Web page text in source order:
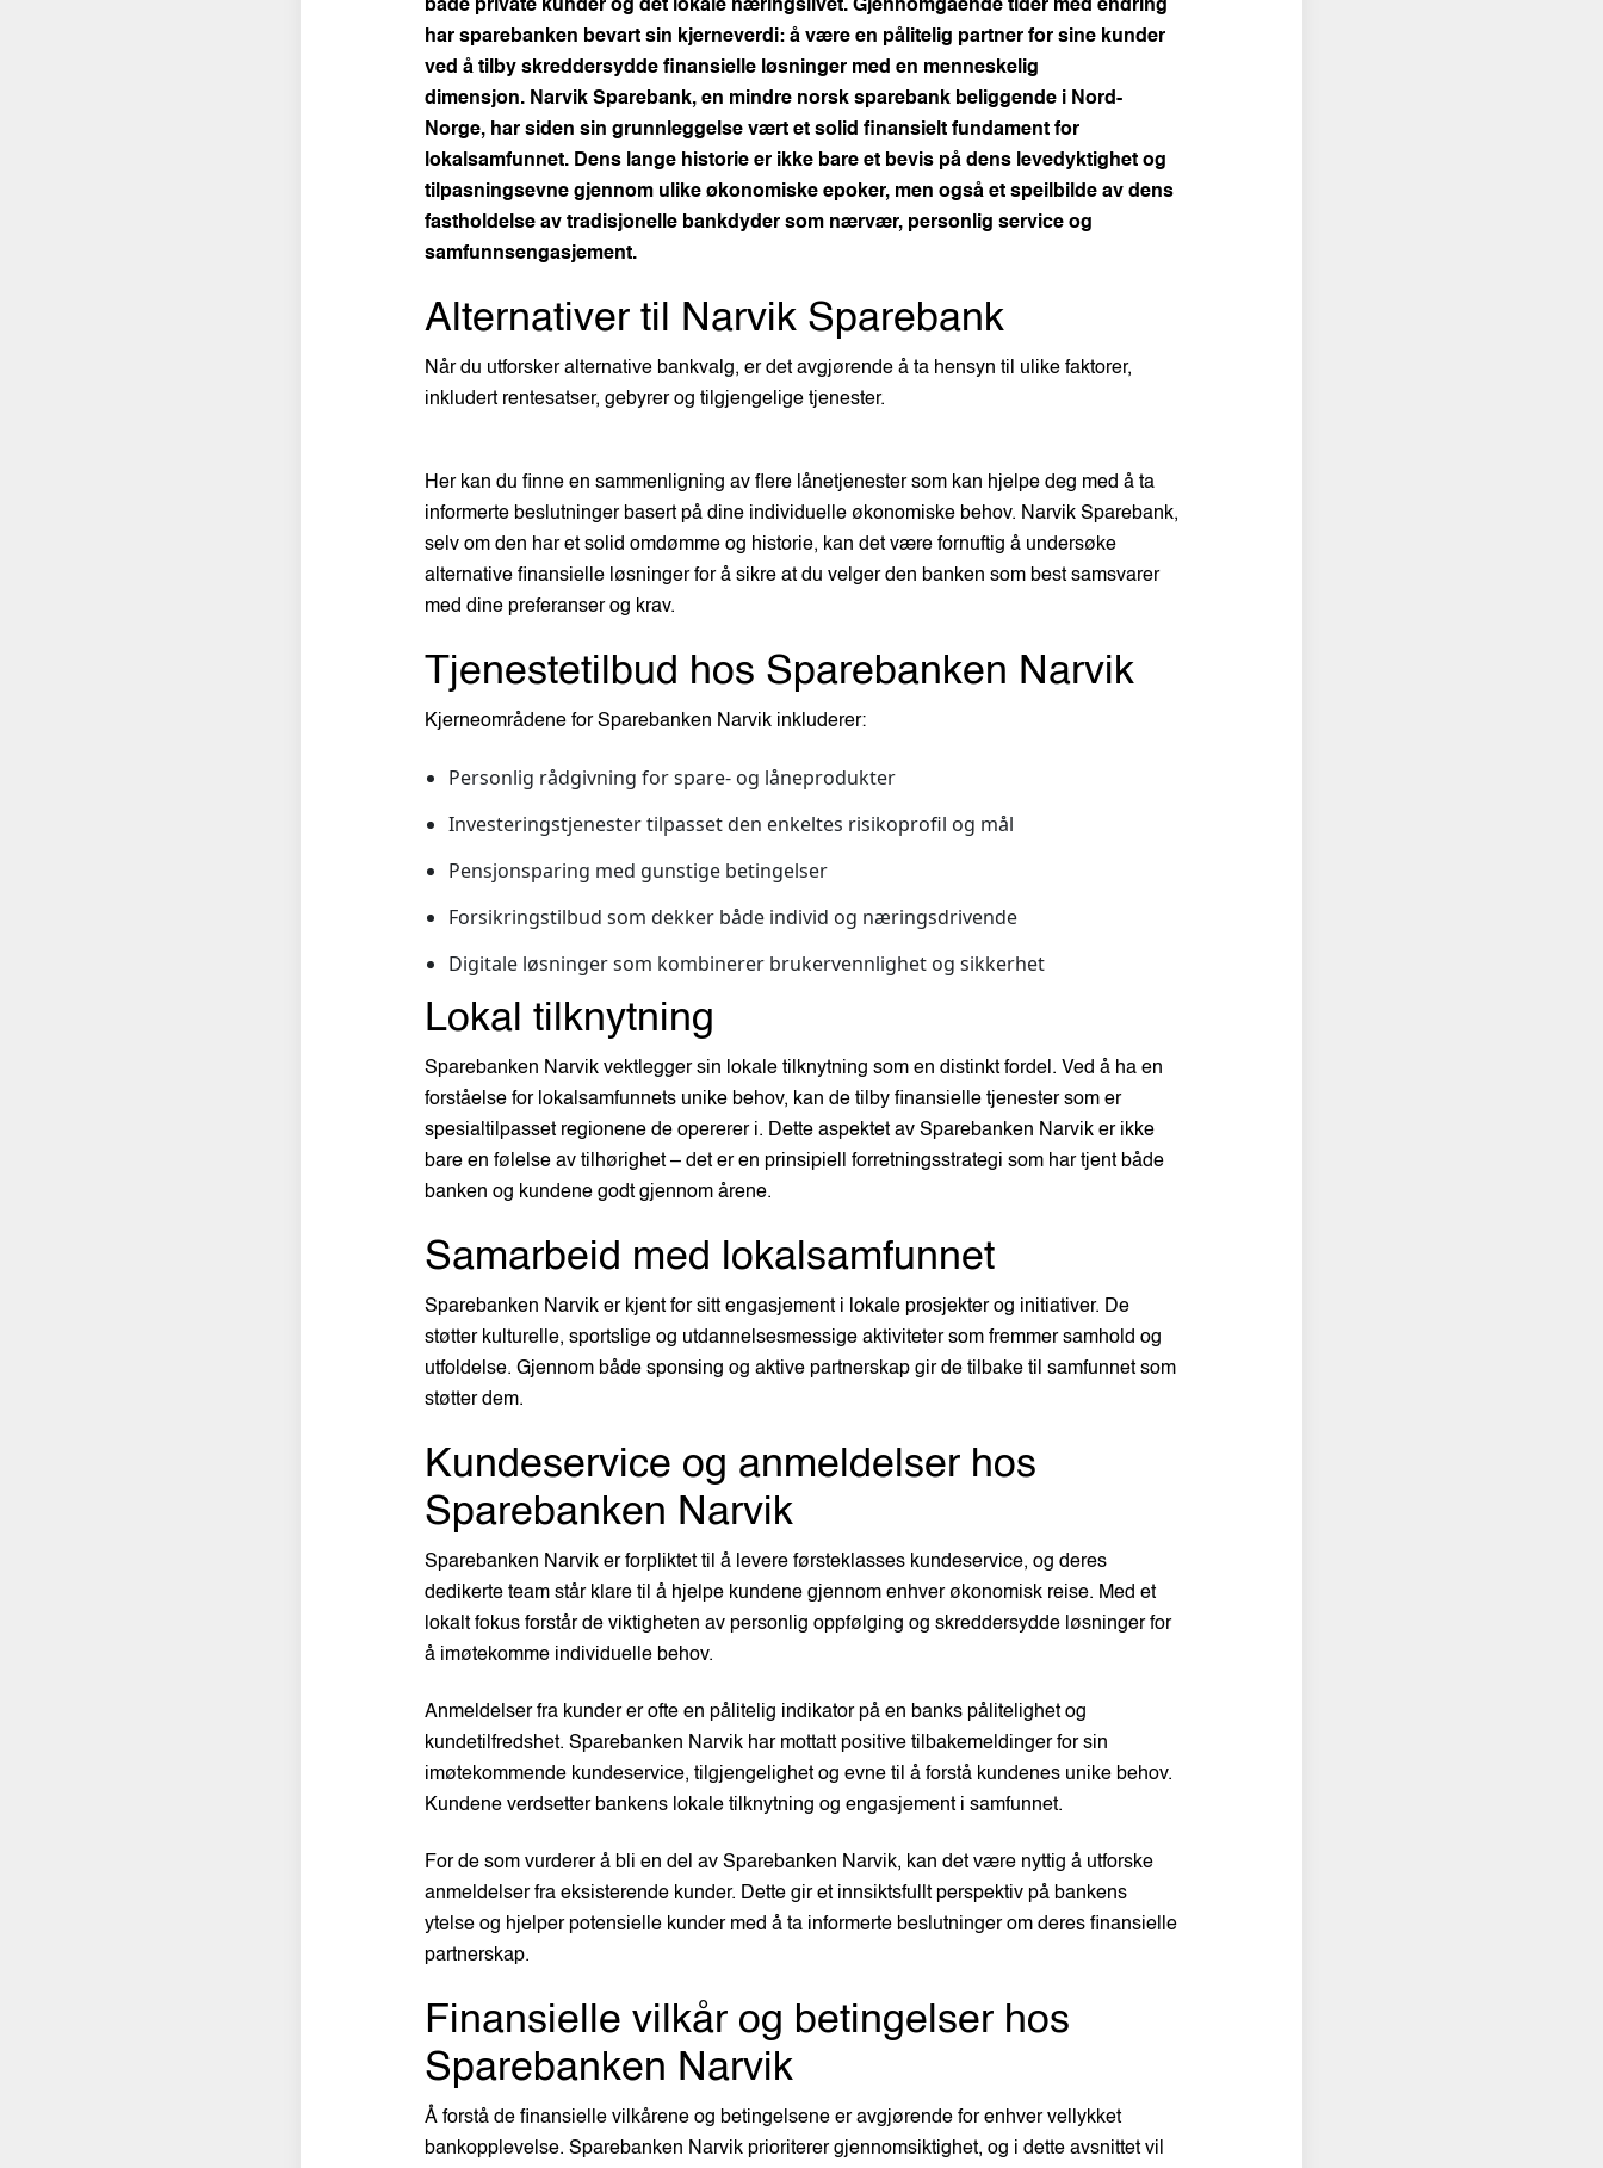
både private kunder og det lokale næringslivet. Gjennomgående tider med endring
har sparebanken bevart sin kjerneverdi: å være en pålitelig partner for sine kunder
ved å tilby skreddersydde finansielle løsninger med en menneskelig
dimensjon. Narvik Sparebank, en mindre norsk sparebank beliggende i Nord-
Norge, har siden sin grunnleggelse vært et solid finansielt fundament for
lokalsamfunnet. Dens lange historie er ikke bare et bevis på dens levedyktighet og
tilpasningsevne gjennom ulike økonomiske epoker, men også et speilbilde av dens
fastholdelse av tradisjonelle bankdyder som nærvær, personlig service og
samfunnsengasjement.
Alternativer til Narvik Sparebank
Når du utforsker alternative bankvalg, er det avgjørende å ta hensyn til ulike faktorer,
inkludert rentesatser, gebyrer og tilgjengelige tjenester.
Her kan du finne en sammenligning av flere lånetjenester som kan hjelpe deg med å ta
informerte beslutninger basert på dine individuelle økonomiske behov. Narvik Sparebank,
selv om den har et solid omdømme og historie, kan det være fornuftig å undersøke
alternative finansielle løsninger for å sikre at du velger den banken som best samsvarer
med dine preferanser og krav.
Tjenestetilbud hos Sparebanken Narvik
Kjerneområdene for Sparebanken Narvik inkluderer:
Personlig rådgivning for spare- og låneprodukter
Investeringstjenester tilpasset den enkeltes risikoprofil og mål
Pensjonsparing med gunstige betingelser
Forsikringstilbud som dekker både individ og næringsdrivende
Digitale løsninger som kombinerer brukervennlighet og sikkerhet
Lokal tilknytning
Sparebanken Narvik vektlegger sin lokale tilknytning som en distinkt fordel. Ved å ha en
forståelse for lokalsamfunnets unike behov, kan de tilby finansielle tjenester som er
spesialtilpasset regionene de opererer i. Dette aspektet av Sparebanken Narvik er ikke
bare en følelse av tilhørighet – det er en prinsipiell forretningsstrategi som har tjent både
banken og kundene godt gjennom årene.
Samarbeid med lokalsamfunnet
Sparebanken Narvik er kjent for sitt engasjement i lokale prosjekter og initiativer. De
støtter kulturelle, sportslige og utdannelsesmessige aktiviteter som fremmer samhold og
utfoldelse. Gjennom både sponsing og aktive partnerskap gir de tilbake til samfunnet som
støtter dem.
Kundeservice og anmeldelser hos
Sparebanken Narvik
Sparebanken Narvik er forpliktet til å levere førsteklasses kundeservice, og deres
dedikerte team står klare til å hjelpe kundene gjennom enhver økonomisk reise. Med et
lokalt fokus forstår de viktigheten av personlig oppfølging og skreddersydde løsninger for
å imøtekomme individuelle behov.
Anmeldelser fra kunder er ofte en pålitelig indikator på en banks pålitelighet og
kundetilfredshet. Sparebanken Narvik har mottatt positive tilbakemeldinger for sin
imøtekommende kundeservice, tilgjengelighet og evne til å forstå kundenes unike behov.
Kundene verdsetter bankens lokale tilknytning og engasjement i samfunnet.
For de som vurderer å bli en del av Sparebanken Narvik, kan det være nyttig å utforske
anmeldelser fra eksisterende kunder. Dette gir et innsiktsfullt perspektiv på bankens
ytelse og hjelper potensielle kunder med å ta informerte beslutninger om deres finansielle
partnerskap.
Finansielle vilkår og betingelser hos
Sparebanken Narvik
Å forstå de finansielle vilkårene og betingelsene er avgjørende for enhver vellykket
bankopplevelse. Sparebanken Narvik prioriterer gjennomsiktighet, og i dette avsnittet vil